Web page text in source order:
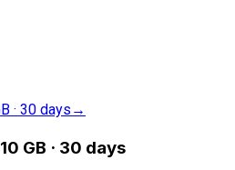
· 30 days →
GB · 30 days